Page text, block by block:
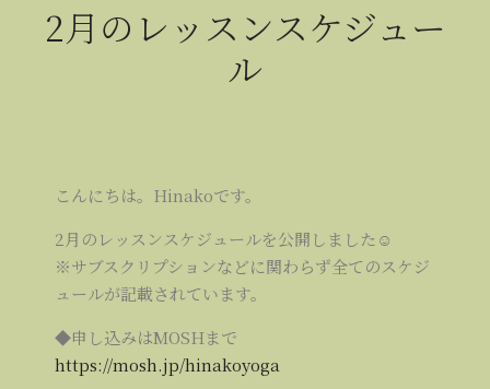
2月のレッスンスケジュー
ル
こんにちは。Hinakoです。
2月のレッスンスケジュールを公開しました☺
※サブスクリプションなどに関わらず全てのスケジ
ュールが記載されています。
◆申し込みはMOSHまで
https://mosh.jp/hinakoyoga